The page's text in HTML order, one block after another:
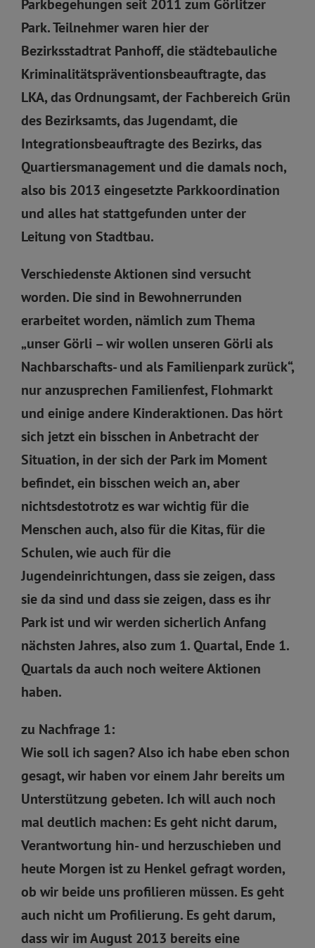
Parkbegehungen seit 2011 zum Görlitzer
Park. Teilnehmer waren hier der
Bezirksstadtrat Panhoff, die städtebauliche
Kriminalitätspräventionsbeauftragte, das
LKA, das Ordnungsamt, der Fachbereich Grün
des Bezirksamts, das Jugendamt, die
Integrationsbeauftragte des Bezirks, das
Quartiersmanagement und die damals noch,
also bis 2013 eingesetzte Parkkoordination
und alles hat stattgefunden unter der
Leitung von Stadtbau.
Verschiedenste Aktionen sind versucht
worden. Die sind in Bewohnerrunden
erarbeitet worden, nämlich zum Thema
„unser Görli – wir wollen unseren Görli als
Nachbarschafts- und als Familienpark zurück“,
nur anzusprechen Familienfest, Flohmarkt
und einige andere Kinderaktionen. Das hört
sich jetzt ein bisschen in Anbetracht der
Situation, in der sich der Park im Moment
befindet, ein bisschen weich an, aber
nichtsdestotrotz es war wichtig für die
Menschen auch, also für die Kitas, für die
Schulen, wie auch für die
Jugendeinrichtungen, dass sie zeigen, dass
sie da sind und dass sie zeigen, dass es ihr
Park ist und wir werden sicherlich Anfang
nächsten Jahres, also zum 1. Quartal, Ende 1.
Quartals da auch noch weitere Aktionen
haben.
zu Nachfrage 1:
Wie soll ich sagen? Also ich habe eben schon
gesagt, wir haben vor einem Jahr bereits um
Unterstützung gebeten. Ich will auch noch
mal deutlich machen: Es geht nicht darum,
Verantwortung hin- und herzuschieben und
heute Morgen ist zu Henkel gefragt worden,
ob wir beide uns profilieren müssen. Es geht
auch nicht um Profilierung. Es geht darum,
dass wir im August 2013 bereits eine